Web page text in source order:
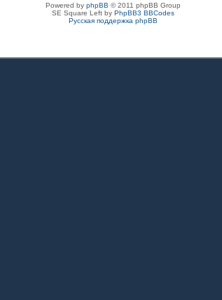
Powered by phpBB © 2011 phpBB Group
SE Square Left by PhpBB3 BBCodes
Русская поддержка phpBB